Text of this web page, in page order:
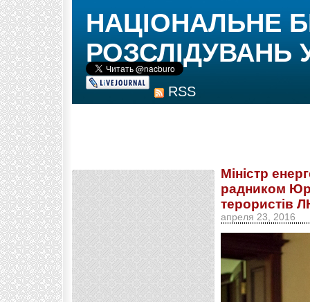
RSS
НАЦІОНАЛЬНЕ
РОЗСЛІДУВАНЬ
Міністр
радником
терористів
апреля 23, 2016